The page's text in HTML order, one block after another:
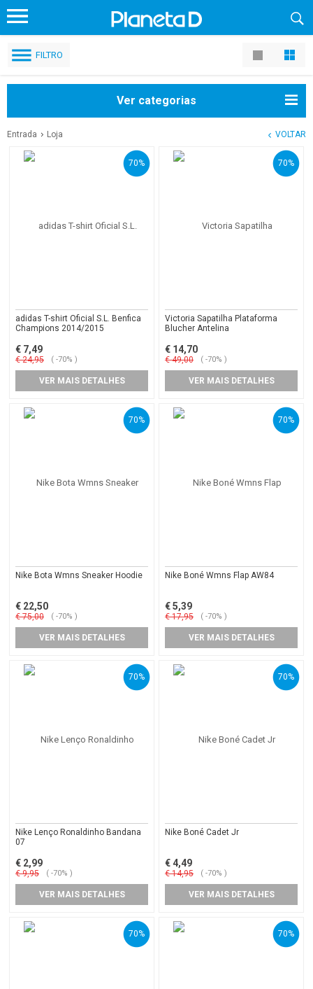
Ver categorias
FILTRO
Entrada Loja VOLTAR
70%
adidas T-shirt Oficial S.L. Benfica
Champions 2014/2015
€ 7,49
€ 24,95 ( -70% )
VER MAIS DETALHES
70%
Victoria Sapatilha Plataforma
Blucher Antelina
€ 14,70
€ 49,00 ( -70% )
VER MAIS DETALHES
70%
Nike Bota Wmns Sneaker Hoodie
€ 22,50
€ 75,00 ( -70% )
VER MAIS DETALHES
70%
Nike Boné Wmns Flap AW84
€ 5,39
€ 17,95 ( -70% )
VER MAIS DETALHES
70%
Nike Lenço Ronaldinho Bandana
07
€ 2,99
€ 9,95 ( -70% )
VER MAIS DETALHES
70%
Nike Boné Cadet Jr
€ 4,49
€ 14,95 ( -70% )
VER MAIS DETALHES
70% 70%